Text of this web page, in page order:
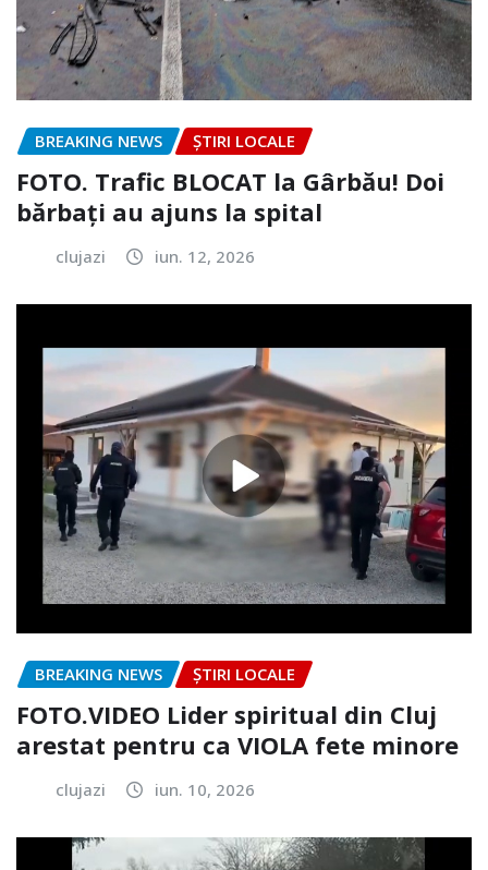
BREAKING NEWS ȘTIRI LOCALE
FOTO. Trafic BLOCAT la Gârbău! Doi
bărbați au ajuns la spital
clujazi iun. 12, 2026
BREAKING NEWS ȘTIRI LOCALE
FOTO.VIDEO Lider spiritual din Cluj
arestat pentru ca VIOLA fete minore
clujazi iun. 10, 2026